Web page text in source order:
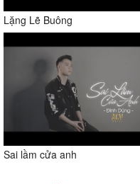
Lặng Lẽ Buông
Sai lầm cửa anh